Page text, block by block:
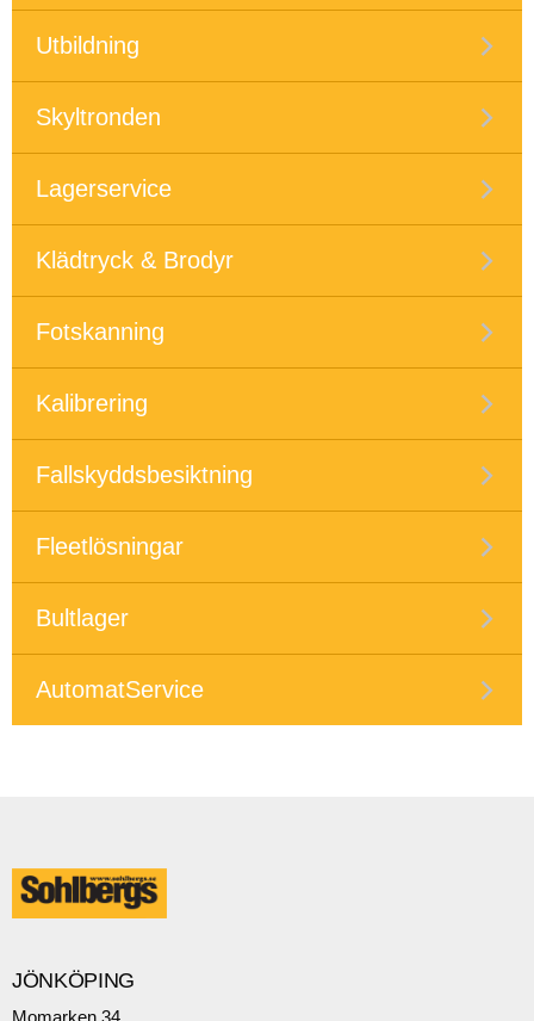
Utbildning
Skyltronden
Lagerservice
Klädtryck & Brodyr
Fotskanning
Kalibrering
Fallskyddsbesiktning
Fleetlösningar
Bultlager
AutomatService
JÖNKÖPING
Momarken 34